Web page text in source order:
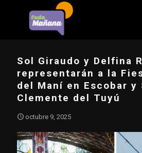
Sol Giraudo y Delfina
representarán a la
del Maní en Escobar y
Clemente del Tuyú
octubre 9, 2025